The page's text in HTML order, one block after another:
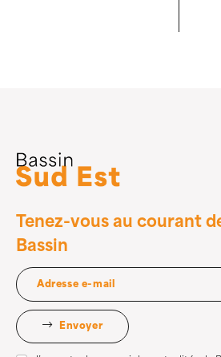
Tenez-vous au courant
Bassin
Envoyer